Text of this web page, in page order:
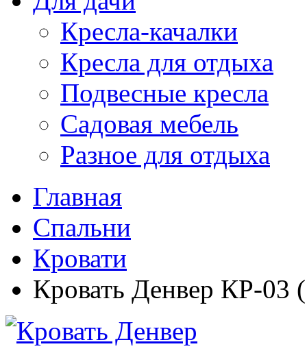
Кресла-качалки
Кресла для отдыха
Подвесные кресла
Садовая мебель
Разное для отдыха
Главная
Спальни
Кровати
Кровать Денвер КР-03